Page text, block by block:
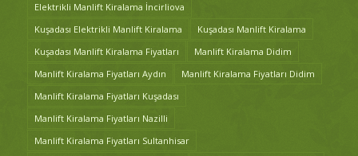
Elektrikli Manlift Kiralama İncirliova
Kuşadası Elektrikli Manlift Kiralama
Kuşadası Manlift Kiralama
Kuşadası Manlift Kiralama Fiyatları
Manlift Kiralama Didim
Manlift Kiralama Fiyatları Aydın
Manlift Kiralama Fiyatları Didim
Manlift Kiralama Fiyatları Kuşadası
Manlift Kiralama Fiyatları Nazilli
Manlift Kiralama Fiyatları Sultanhisar